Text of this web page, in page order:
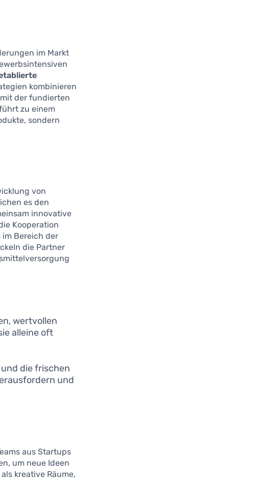
im Markt
kombinieren
der fundierten
zu einem
sondern
von
es den
innovative
Kooperation
Bereich der
die Partner
wertvollen
alleine oft
die frischen
und
aus Startups
um neue Ideen
kreative Räume,